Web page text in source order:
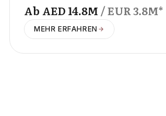
Ab AED14.8M / EUR3.8M*
MEHR ERFAHREN